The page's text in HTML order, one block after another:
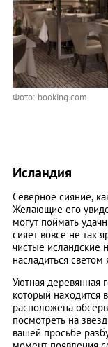
Фото: booking.com
Исландия
Северное сияние,
Желающие его
могут поймать
сияет вовсе не так
чистые исландские
насладиться светом
Уютная деревянная
который находится
расположена
посмотреть на
вашей просьбе